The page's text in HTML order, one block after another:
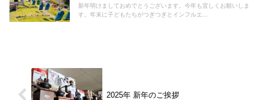
新年明けましておめでとうございます。今年も宜しくお願いしま
す。年末に子どもたちがつぎつぎとインフルエ...
2025年 新年のご挨拶